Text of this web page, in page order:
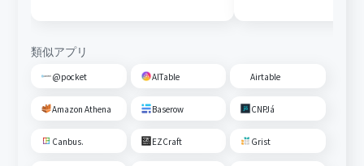
類似アプリ
@pocket AITable Airtable
Amazon Athena Baserow CNPJá
Canbus. EZCraft Grist